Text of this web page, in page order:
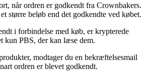
når ordren er godkendt fra Crownbakers.
større beløb end det godkendte ved købet.
i forbindelse med køb, er krypterede
kun PBS, der kan læse dem.
modtager du en bekræftelsesmail
ordren er blevet godkendt.